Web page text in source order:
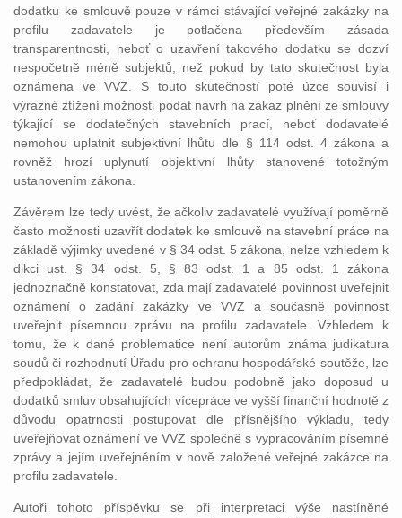
dodatku ke smlouvě pouze v rámci stávající veřejné zakázky na
profilu zadavatele je potlačena především zásada
transparentnosti, neboť o uzavření takového dodatku se dozví
nespočetně méně subjektů, než pokud by tato skutečnost byla
oznámena ve VVZ. S touto skutečností poté úzce souvisí i
výrazné ztížení možnosti podat návrh na zákaz plnění ze smlouvy
týkající se dodatečných stavebních prací, neboť dodavatelé
nemohou uplatnit subjektivní lhůtu dle § 114 odst. 4 zákona a
rovněž hrozí uplynutí objektivní lhůty stanovené totožným
ustanovením zákona.
Závěrem lze tedy uvést, že ačkoliv zadavatelé využívají poměrně
často možnosti uzavřít dodatek ke smlouvě na stavební práce na
základě výjimky uvedené v § 34 odst. 5 zákona, nelze vzhledem k
dikci ust. § 34 odst. 5, § 83 odst. 1 a 85 odst. 1 zákona
jednoznačně konstatovat, zda mají zadavatelé povinnost uveřejnit
oznámení o zadání zakázky ve VVZ a současně povinnost
uveřejnit písemnou zprávu na profilu zadavatele. Vzhledem k
tomu, že k dané problematice není autorům známa judikatura
soudů či rozhodnutí Úřadu pro ochranu hospodářské soutěže, lze
předpokládat, že zadavatelé budou podobně jako doposud u
dodatků smluv obsahujících vícepráce ve vyšší finanční hodnotě z
důvodu opatrnosti postupovat dle přísnějšího výkladu, tedy
uveřejňovat oznámení ve VVZ společně s vypracováním písemné
zprávy a jejím uveřejněním v nově založené veřejné zakázce na
profilu zadavatele.
Autoři tohoto příspěvku se při interpretaci výše nastíněné